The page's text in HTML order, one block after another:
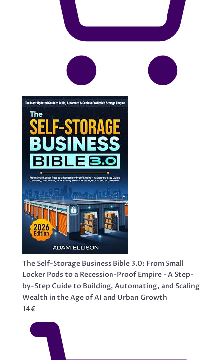
The Self-Storage Business Bible 3.0: From Small
Locker Pods to a Recession-Proof Empire - A Step-
by-Step Guide to Building, Automating, and Scaling
Wealth in the Age of AI and Urban Growth
14€